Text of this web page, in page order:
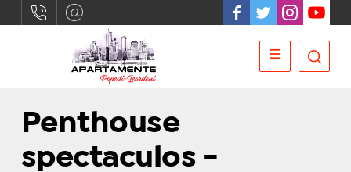
Penthouse
spectaculos -